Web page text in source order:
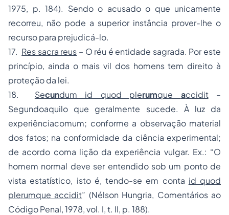
1975, p. 184). Sendo o acusado o que unicamente
recorreu, não pode a superior instância prover-lhe o
recurso para prejudicá-lo.
17. Res sacra reus – O réu é entidade sagrada. Por este
princípio, ainda o mais vil dos homens tem direito à
proteção da lei.
18. Secundum id quod plerumque accidit–
Segundoaquilo que geralmente sucede. À luz da
experiênciacomum; conforme a observação material
dos fatos; na conformidade da ciência experimental;
de acordo coma lição da experiência vulgar. Ex.: “O
homem normal deve ser entendido sob um ponto de
vista estatístico, isto é, tendo-se em conta id quod
plerumque accidit” (Nélson Hungria, Comentários ao
Código Penal, 1978, vol. I, t. II, p. 188).